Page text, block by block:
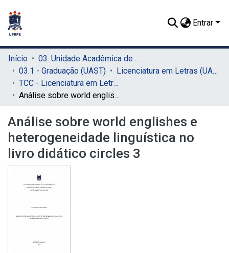
Entrar
Início
03. Unidade Acadêmica de Serra Talhada (UAST)
03.1 - Graduação (UAST)
Licenciatura em Letras (UAST)
TCC - Licenciatura em Letras (UAST)
Análise sobre world englishes e heterogeneidade linguística no livro didático circles 3
Análise sobre world englishes e
heterogeneidade linguística no
livro didático circles 3